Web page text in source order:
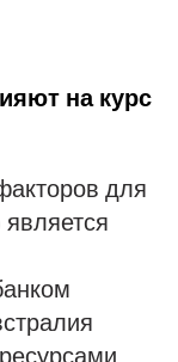
на курс
для